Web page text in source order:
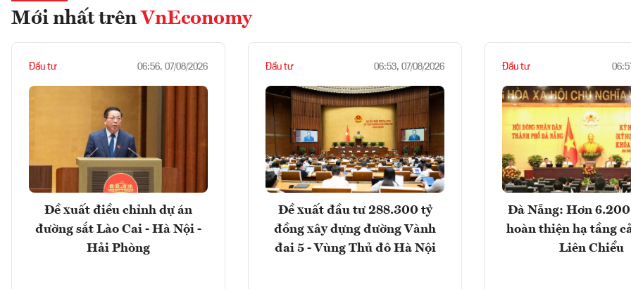
Mới nhất trên VnEconomy
Đầu tư 06:56, 07/08/2026
Đề xuất điều chỉnh dự án
đường sắt Lào Cai - Hà Nội -
Hải Phòng
Đầu tư 06:53, 07/08/2026
Đề xuất đầu tư 288.300 tỷ
đồng xây dựng đường Vành
đai 5 - Vùng Thủ đô Hà Nội
Đầu tư
Đà Nẵng: Hơn
hoàn thiện hạ tầng
Liên Chiểu